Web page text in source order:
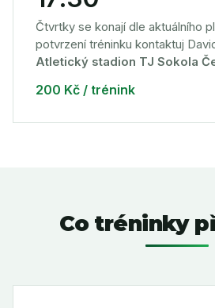
Čtvrtky se konají dle aktuálního
potvrzení tréninku kontaktuj
Atletický stadion TJ Sokola
200 Kč / trénink
Co tréninky